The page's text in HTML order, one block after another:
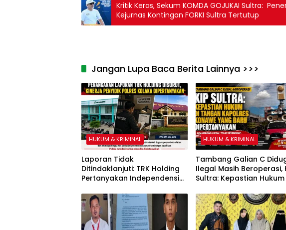
Kritik Keras, Sekum KOMDA GOJUKAI Sultra:
Kejurnas Kontingan FORKI Sultra Tertutup
Jangan Lupa Baca Berita Lainnya >>>
HUKUM & KRIMINAL
Laporan Tidak
Ditindaklanjuti: TRK Holding
Pertanyakan Independensi
HUKUM & KRIMINAL
Tambang Galian C
Ilegal Masih Beroperasi,
Sultra: Kepastian
yang Baru